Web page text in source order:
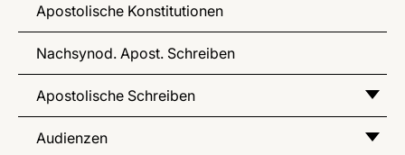
Apostolische Konstitutionen
Nachsynod. Apost. Schreiben
Apostolische Schreiben
Audienzen